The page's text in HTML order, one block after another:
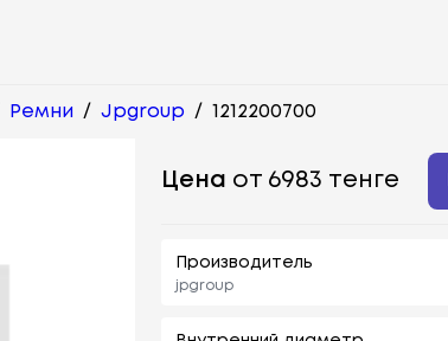
Ремни / Jpgroup / 1212200700
Цена от 6983 тенге
Производитель
jpgroup